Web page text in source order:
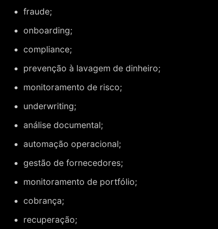
fraude;
onboarding;
compliance;
prevenção à lavagem de dinheiro;
monitoramento de risco;
underwriting;
análise documental;
automação operacional;
gestão de fornecedores;
monitoramento de portfólio;
cobrança;
recuperação;